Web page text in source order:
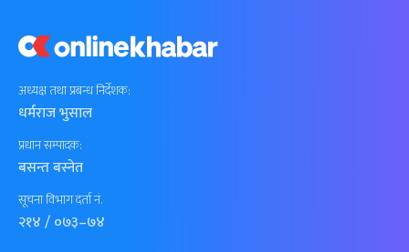
अध्यक्ष तथा प्रबन्ध निर्देशक:
धर्मराज भुसाल
प्रधान सम्पादक:
बसन्त बस्नेत
सूचना विभाग दर्ता नं.
२१४ / ०७३–७४